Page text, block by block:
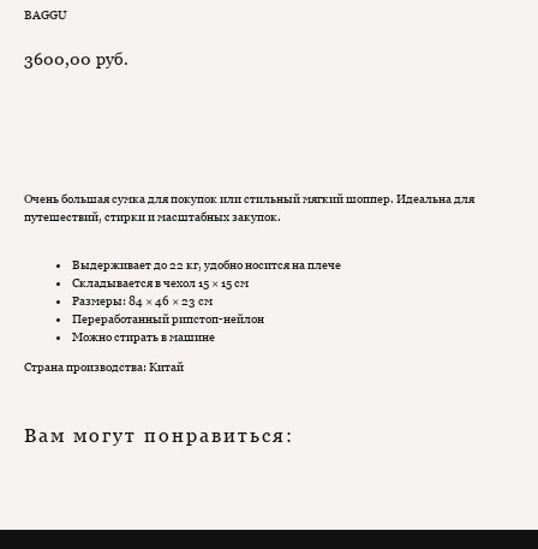
BAGGU
3600,00 руб.
Очень большая сумка для покупок или стильный мягкий шоппер. Идеальна для
путешествий, стирки и масштабных закупок.
Выдерживает до 22 кг, удобно носится на плече
Складывается в чехол 15 × 15 см
Размеры: 84 × 46 × 23 см
Переработанный рипстоп-нейлон
Можно стирать в машине
Страна производства: Китай
Вам могут понравиться: